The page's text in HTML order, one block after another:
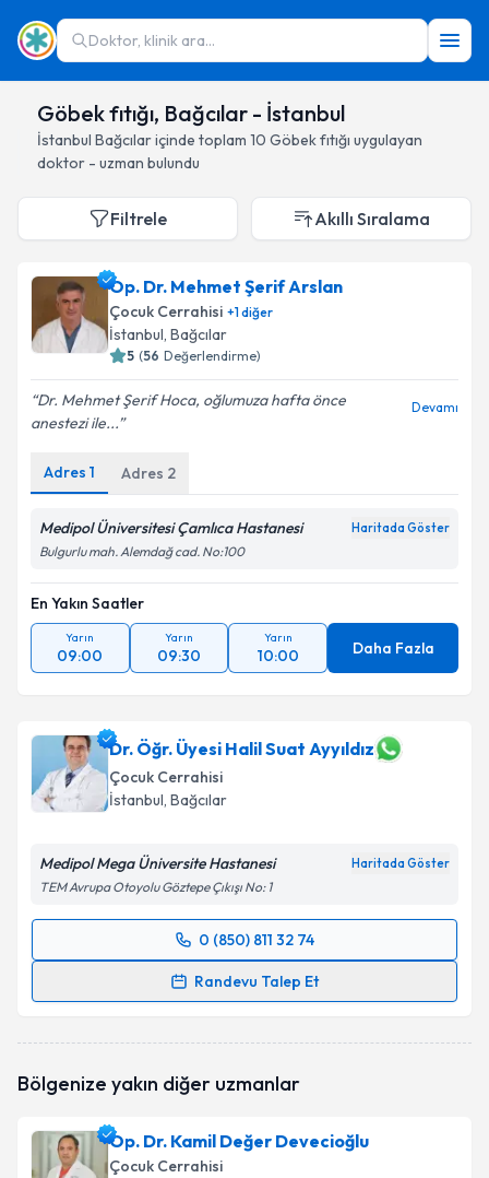
Doktor, klinik ara...
Göbek fıtığı, Bağcılar - İstanbul
İstanbul Bağcılariçinde toplam 10 Göbek fıtığı uygulayan
doktor - uzman bulundu
Filtrele Akıllı Sıralama
Op. Dr. Mehmet Şerif Arslan
Çocuk Cerrahisi +1diğer
İstanbul, Bağcılar
5 (56 Değerlendirme)
Dr. Mehmet Şerif Hoca, oğlumuza hafta önce
anestezi ile...
Devamı
Adres 1 Adres 2
Medipol Üniversitesi Çamlıca Hastanesi Haritada Göster
Bulgurlu mah. Alemdağ cad. No:100
En Yakın Saatler
Yarın
09:00
Yarın
09:30
Yarın
10:00 Daha Fazla
Dr. Öğr. Üyesi Halil Suat Ayyıldız
Çocuk Cerrahisi
İstanbul, Bağcılar
Medipol Mega Üniversite Hastanesi Haritada Göster
TEM Avrupa Otoyolu Göztepe Çıkışı No: 1
0 (850) 811 32 74
Randevu Talep Et
Randevu Takvimi Talebi
takvimi talebi oluşturun. Size bu uzmandan randevu
bilgilendireceğiz.
E-posta Adresiniz
Bölgenize yakın diğer uzmanlar
Op. Dr. Kamil Değer Devecioğlu
Çocuk Cerrahisi